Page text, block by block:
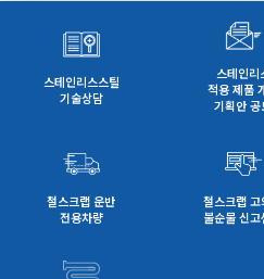
스테인리스스틸
기술상담
스테인리
적용 제품
기획안 공
철스크랩 운반
전용차량
철스크랩 고
불순물 신고